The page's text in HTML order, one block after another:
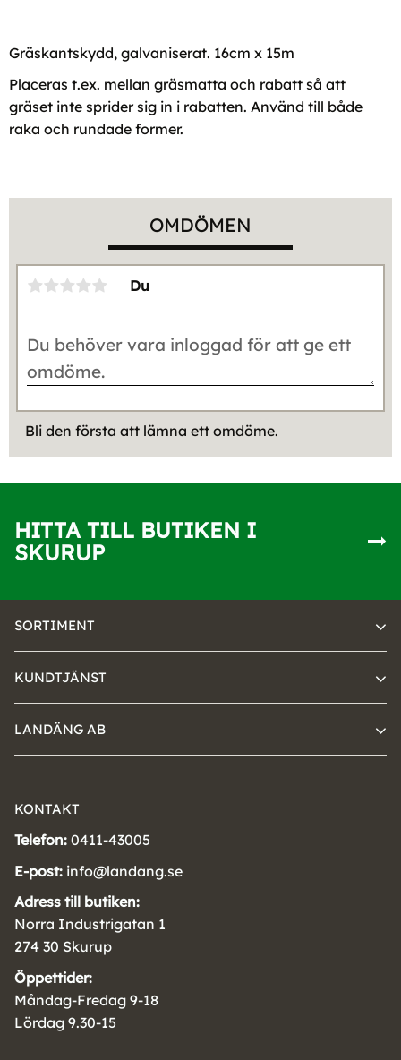
Gräskantskydd, galvaniserat. 16cm x 15m
Placeras t.ex. mellan gräsmatta och rabatt så att
gräset inte sprider sig in i rabatten. Använd till både
raka och rundade former.
OMDÖMEN
Du
Bli den första att lämna ett omdöme.
HITTA TILL BUTIKEN I
SKURUP
SORTIMENT
KUNDTJÄNST
LANDÄNG AB
KONTAKT
Telefon: 0411-43005
E-post: info@landang.se
Adress till butiken:
Norra Industrigatan 1
274 30 Skurup
Öppettider:
Måndag-Fredag 9-18
Lördag 9.30-15